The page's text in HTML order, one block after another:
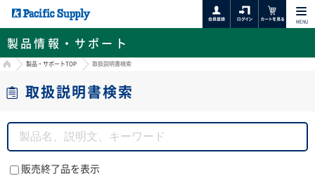
MENU
製品情報・サポート
HOME製品・サポートTOP 取扱説明書検索
取扱説明書検索
販売終了品を表示